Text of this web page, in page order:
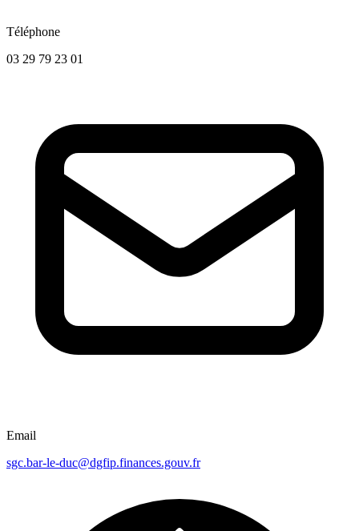
Téléphone
03 29 79 23 01
Email
sgc.bar-le-duc@dgfip.finances.gouv.fr